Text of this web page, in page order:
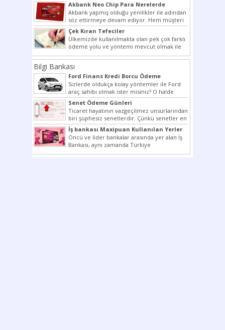
Akbank Neo Chip Para Nerelerde
Kullanılır?
Akbank yapmış olduğu yenilikler ile adından
söz ettirmeye devam ediyor. Hem müşteri
potansiyelini arttırmak hem...
Çek Kıran Tefeciler
Ülkemizde kullanılmakta olan pek çok farklı
ödeme yolu ve yöntemi mevcut olmak ile
beraber bunlar...
Bilgi Bankası
Ford Finans Kredi Borcu Ödeme
Sizlerde oldukça kolay yöntemler ile Ford
araç sahibi olmak ister misiniz? O halde
yazımız ilginizi...
Senet Ödeme Günleri
Ticaret hayatının vazgeçilmez unsurlarından
biri şüphesiz senetlerdir. Çünkü senetler en
çok kullanılan ödeme araçlarıdır. Taksitler...
İş bankası Maxipuan Kullanılan Yerler
Öncü ve lider bankalar arasında yer alan İş
Bankası, aynı zamanda Türkiye
Cumhuriyeti’nin ilk milli...